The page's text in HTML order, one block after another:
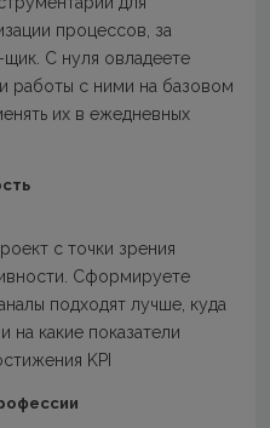
процессов, за
С нуля овладеете
работы с ними на базовом
их в ежедневных
с точки зрения
Сформируете
подходят лучше, куда
на какие показатели
KPI